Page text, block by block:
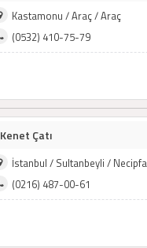
Kastamonu / Araç / Araç
(0532) 410-75-79
Kenet Çatı
İstanbul / Sultanbeyli /
(0216) 487-00-61